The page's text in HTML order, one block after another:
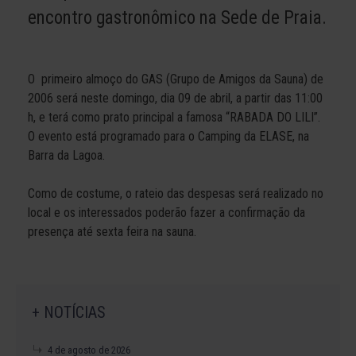
encontro gastronômico na Sede de Praia.
O primeiro almoço do GAS (Grupo de Amigos da Sauna) de
2006 será neste domingo, dia 09 de abril, a partir das 11:00
h, e terá como prato principal a famosa “RABADA DO LILI”.
O evento está programado para o Camping da ELASE, na
Barra da Lagoa.
Como de costume, o rateio das despesas será realizado no
local e os interessados poderão fazer a confirmação da
presença até sexta feira na sauna.
+ NOTÍCIAS
4 de agosto de 2026